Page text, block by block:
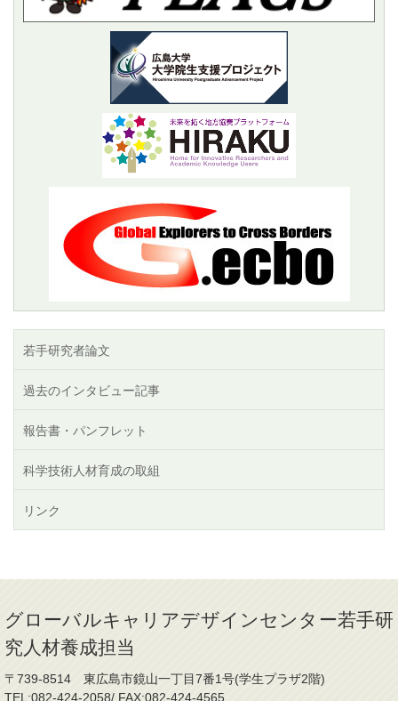
若手研究者論文
過去のインタビュー記事
報告書・パンフレット
科学技術人材育成の取組
リンク
グローバルキャリアデザインセンター若手研
究人材養成担当
〒739-8514 東広島市鏡山一丁目7番1号(学生プラザ2階)
TEL:082-424-2058/ FAX:082-424-4565